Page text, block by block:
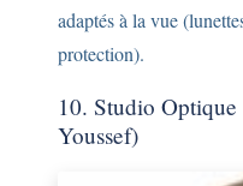
adaptés à la vue
protection).
10. Studio
Youssef)